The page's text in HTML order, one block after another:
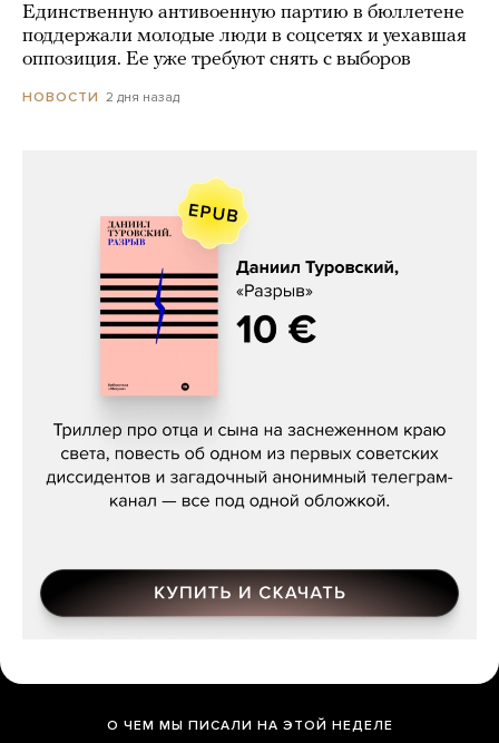
Единственную антивоенную партию в бюллетене
поддержали молодые люди в соцсетях и уехавшая
оппозиция. Ее уже требуют снять с выборов
НОВОСТИ 2 дня назад
Даниил Туровский, «Разрыв»
О ЧЕМ МЫ ПИСАЛИ НА ЭТОЙ НЕДЕЛЕ